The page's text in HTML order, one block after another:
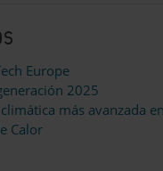
Europe
2025
más avanzada
Calor